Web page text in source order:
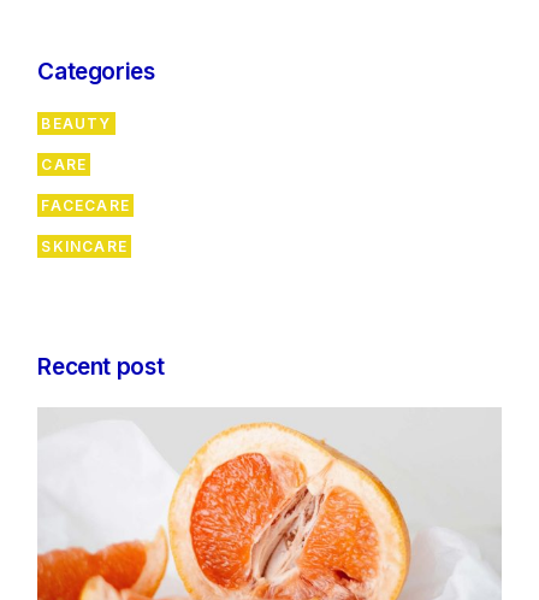
Categories
BEAUTY
CARE
FACECARE
SKINCARE
Recent post